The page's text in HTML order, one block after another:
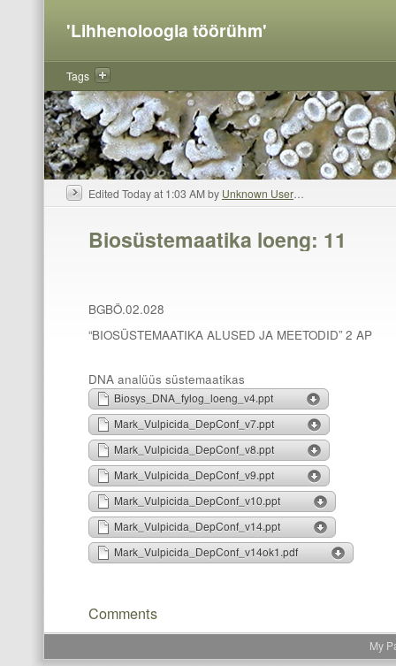
'Lihhenoloogia töörühm'
Tags
Edited Today at 1:03 AM by Unknown User …
Biosüstemaatika loeng: 11
BGBÖ.02.028
“BIOSÜSTEMAATIKA ALUSED JA MEETODID” 2 AP
DNA analüüs süstemaatikas
Comments
My